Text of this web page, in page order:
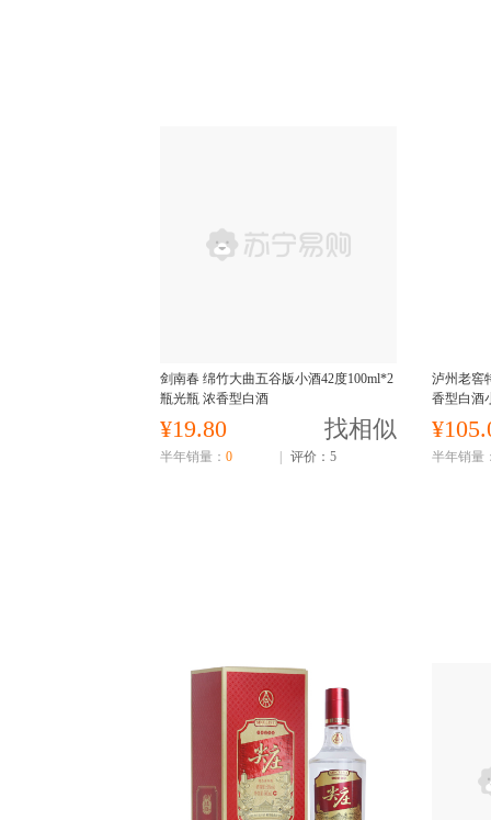
剑南春 绵竹大曲五谷版小酒42度100ml*2
瓶光瓶 浓香型白酒
¥19.80 找相似
半年销量： 0 评价：5
泸州老窖
香型白酒
半年销量